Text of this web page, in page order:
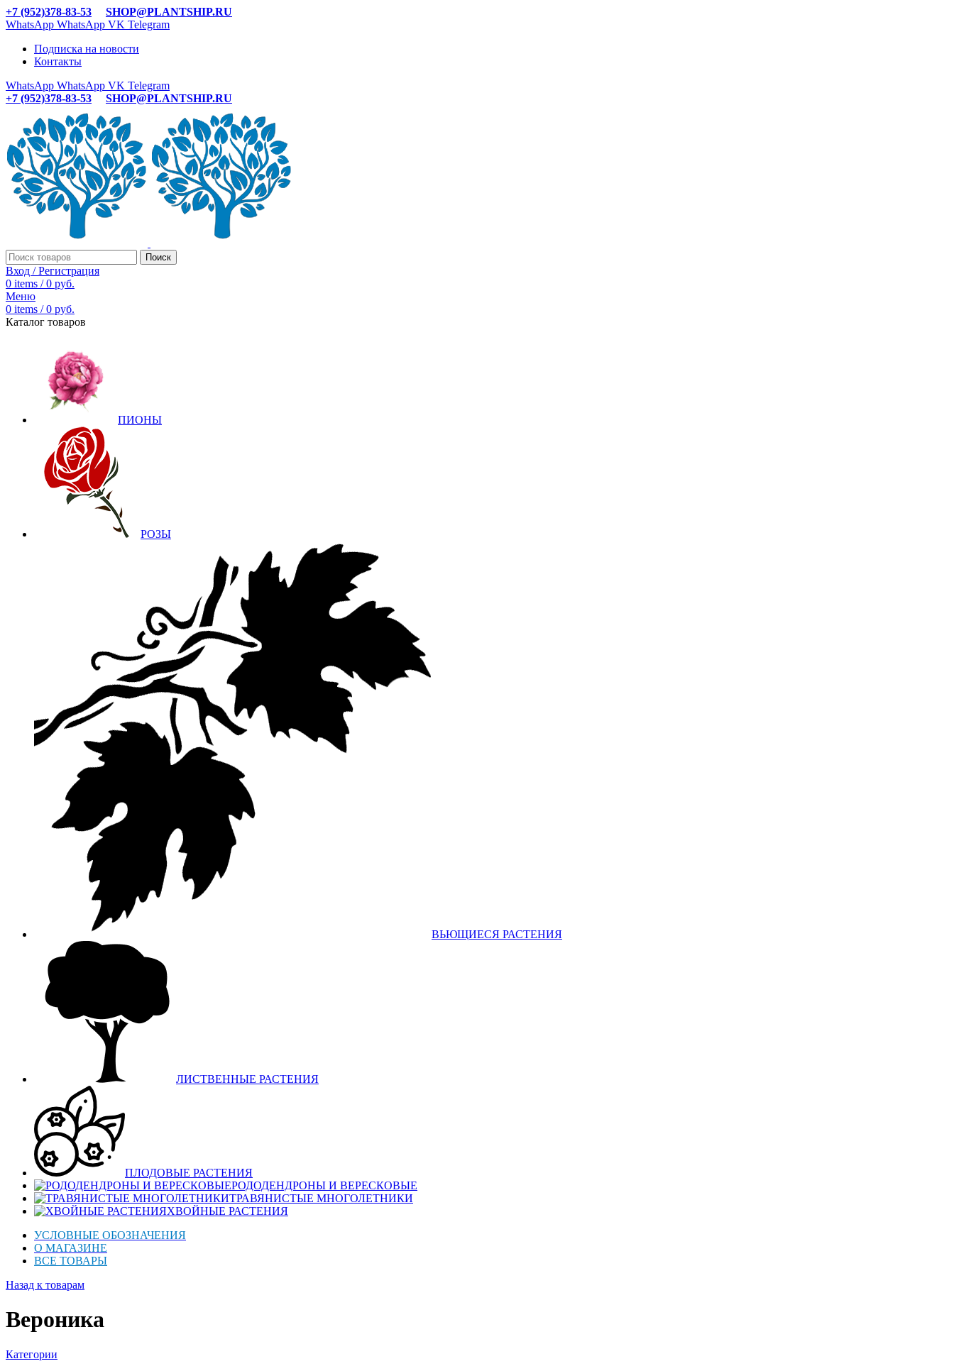
+7 (952)378-83-53
SHOP@PLANTSHIP.RU
WhatsApp WhatsApp VK Telegram
Подписка на новости
Контакты
WhatsApp WhatsApp VK Telegram
+7 (952)378-83-53
SHOP@PLANTSHIP.RU
Поиск
Вход / Регистрация
0 items / 0 руб.
Меню
0 items / 0 руб.
Каталог товаров
ПИОНЫ
РОЗЫ
ВЬЮЩИЕСЯ РАСТЕНИЯ
ЛИСТВЕННЫЕ РАСТЕНИЯ
ПЛОДОВЫЕ РАСТЕНИЯ
РОДОДЕНДРОНЫ И ВЕРЕСКОВЫЕ
ТРАВЯНИСТЫЕ МНОГОЛЕТНИКИ
ХВОЙНЫЕ РАСТЕНИЯ
УСЛОВНЫЕ ОБОЗНАЧЕНИЯ
О МАГАЗИНЕ
ВСЕ ТОВАРЫ
Назад к товарам
Вероника
Категории